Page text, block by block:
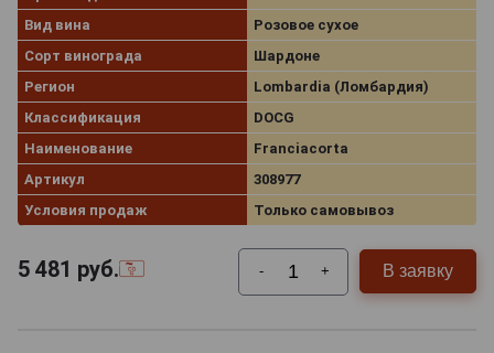
Вид вина
Розовое сухое
Сорт винограда
Шардоне
Регион
Lombardia (Ломбардия)
Классификация
DOCG
Наименование
Franciacorta
Артикул
308977
Условия продаж
Только самовывоз
5 481 руб. - + В заявку